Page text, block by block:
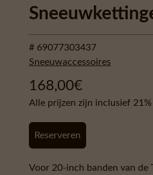
# 69077303437
Sneeuwaccessoires
168,00€
Alle prijzen zijn inclusief 21%
Reserveren
Voor 20-inch banden van de